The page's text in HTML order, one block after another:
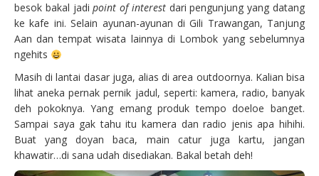
besok bakal jadipoint of interest dari pengunjung yang datang
ke kafe ini. Selain ayunan-ayunan di Gili Trawangan, Tanjung
Aan dan tempat wisata lainnya di Lombok yang sebelumnya
ngehits
Masih di lantai dasar juga, alias di area outdoornya. Kalian bisa
lihat aneka pernak pernik jadul, seperti: kamera, radio, banyak
deh pokoknya. Yang emang produk tempo doeloe banget.
Sampai saya gak tahu itu kamera dan radio jenis apa hihihi.
Buat yang doyan baca, main catur juga kartu, jangan
khawatir…di sana udah disediakan. Bakal betah deh!